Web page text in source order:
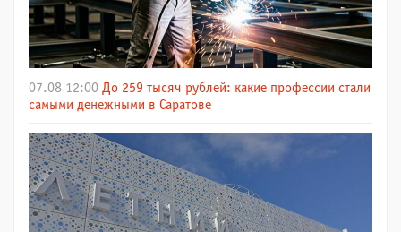
07.08 12:00 До 259 тысяч рублей: какие профессии стали
самыми денежными в Саратове